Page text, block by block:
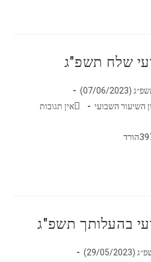
שלח תשפ"ג
06/2023)
השיעור השבועי אין תגובות
בהעלותך תשפ"ג
05/2023)